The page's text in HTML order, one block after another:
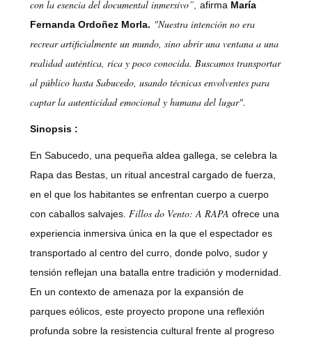
con la esencia del documental inmersivo”, afirma María
Fernanda Ordoñez Morla. "Nuestra intención no era
recrear artificialmente un mundo, sino abrir una ventana a una
realidad auténtica, rica y poco conocida. Buscamos transportar
al público hasta Sabucedo, usando técnicas envolventes para
captar la autenticidad emocional y humana del lugar".
Sinopsis :
En Sabucedo, una pequeña aldea gallega, se celebra la
Rapa das Bestas, un ritual ancestral cargado de fuerza,
en el que los habitantes se enfrentan cuerpo a cuerpo
con caballos salvajes. Fillos do Vento: A RAPA ofrece una
experiencia inmersiva única en la que el espectador es
transportado al centro del curro, donde polvo, sudor y
tensión reflejan una batalla entre tradición y modernidad.
En un contexto de amenaza por la expansión de
parques eólicos, este proyecto propone una reflexión
profunda sobre la resistencia cultural frente al progreso